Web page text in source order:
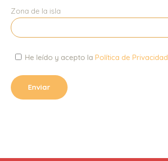
Zona de la isla
He leído y acepto la Política de Privacidad